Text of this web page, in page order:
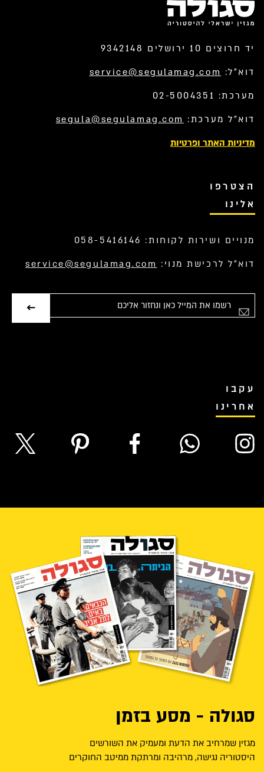
יד חרוצים 10 ירושלים 9342148
דוא”ל: service@segulamag.com
מערכת: 02-5004351
דוא”ל מערכת: segula@segulamag.com
מדיניות האתר ופרטיות
הצטרפו
אלינו
מנויים ושירות לקוחות: 058-5416146
דוא”ל לרכישת מנוי: service@segulamag.com
עקבו
אחרינו
סגולה - מסע בזמן
מגזין שמרחיב את הדעת ומעמיק את השורשים
היסטוריה נגישה, מרהיבה ומרתקת ממיטב החוקרים